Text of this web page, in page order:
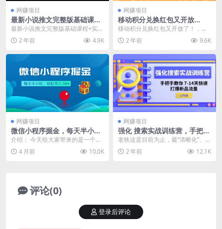
网赚项目
最新小说推文完整版基础课程
+实操玩法
最新小说推文完整版基础课程+实操
玩法 项目内容： 2小说推文故事混
剪玩法.mp4...
2 年前 4.9K
网赚项目
移动积分兑换红包又开放
了！，发发朋友圈就能捡钱的
项目，，一天几百
移动积分兑换红包又开放了！，发
发朋友圈就能捡钱的项目，，一天
几百 去年分享过一个...
2 年前 9.6K
网赚项目
微信小程序掘金，每天半小
时，轻松月入1W+
介绍： 今天给大家带来的是一个长
期项目——微信小程序掘金。通过
积累小程序客户，获...
4 月前 10.0K
网赚项目
强化 搜索实战训练营，手把手
教你 7-14天快速-打爆新品流
量(13节课
老铁这是目前为止，最“清晰化”、
“公式化”的一套sd课程 解决几个问
题： 1. ...
2 年前 12.1K
评论(0)
登录后评论